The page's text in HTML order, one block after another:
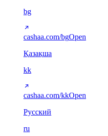
bg
cashaa.com/bgOpen
Қазақша
kk
cashaa.com/kkOpen
Русский
ru